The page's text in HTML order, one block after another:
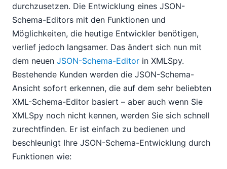
durchzusetzen. Die Entwicklung eines JSON-
Schema-Editors mit den Funktionen und
Möglichkeiten, die heutige Entwickler benötigen,
verlief jedoch langsamer. Das ändert sich nun mit
dem neuen JSON-Schema-Editor in XMLSpy.
Bestehende Kunden werden die JSON-Schema-
Ansicht sofort erkennen, die auf dem sehr beliebten
XML-Schema-Editor basiert – aber auch wenn Sie
XMLSpy noch nicht kennen, werden Sie sich schnell
zurechtfinden. Er ist einfach zu bedienen und
beschleunigt Ihre JSON-Schema-Entwicklung durch
Funktionen wie: